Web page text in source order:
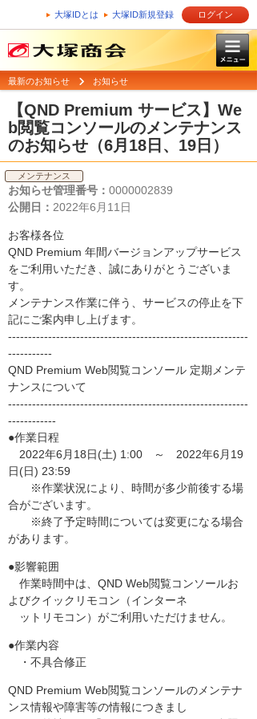
大塚IDとは 大塚ID新規登録 ログイン
最新のお知らせ お知らせ
【QND Premium サービス】We
b閲覧コンソールのメンテナンス
のお知らせ（6月18日、19日）
メンテナンス
お知らせ管理番号： 0000002839
公開日： 2022年6月11日
お客様各位
QND Premium 年間バージョンアップサービス
をご利用いただき、誠にありがとうございま
す。
メンテナンス作業に伴う、サービスの停止を下
記にご案内申し上げます。
------------------------------------------------------------
-----------
QND Premium Web閲覧コンソール 定期メンテ
ナンスについて
------------------------------------------------------------
------------
●作業日程
2022年6月18日(土) 1:00 ～ 2022年6月19
日(日) 23:59
※作業状況により、時間が多少前後する場
合がございます。
※終了予定時間については変更になる場合
があります。
●影響範囲
作業時間中は、QND Web閲覧コンソールお
よびクイックリモコン（インターネ
ットリモコン）がご利用いただけません。
●作業内容
・不具合修正
QND Premium Web閲覧コンソールのメンテナ
ンス情報や障害等の情報につきまし